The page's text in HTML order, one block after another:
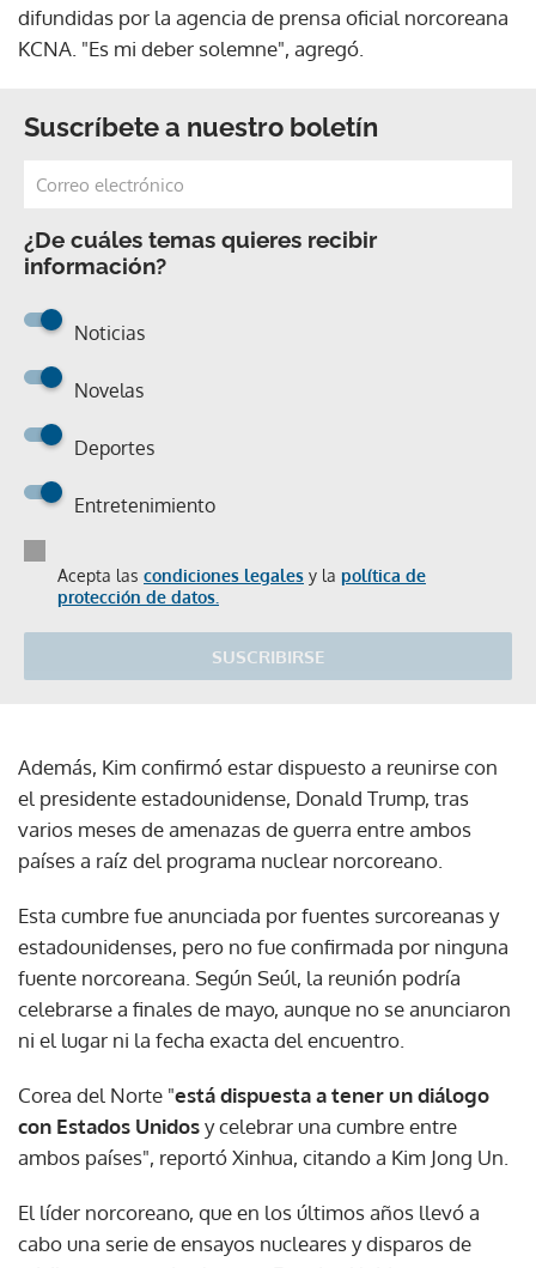
difundidas por la agencia de prensa oficial norcoreana
KCNA. "Es mi deber solemne", agregó.
Suscríbete a nuestro boletín
¿De cuáles temas quieres recibir
información?
Noticias
Novelas
Deportes
Entretenimiento
Acepta las condiciones legales y la política de
protección de datos.
SUSCRIBIRSE
Además, Kim confirmó estar dispuesto a reunirse con
el presidente estadounidense, Donald Trump, tras
varios meses de amenazas de guerra entre ambos
países a raíz del programa nuclear norcoreano.
Esta cumbre fue anunciada por fuentes surcoreanas y
estadounidenses, pero no fue confirmada por ninguna
fuente norcoreana. Según Seúl, la reunión podría
celebrarse a finales de mayo, aunque no se anunciaron
ni el lugar ni la fecha exacta del encuentro.
Corea del Norte "está dispuesta a tener un diálogo
con Estados Unidosy celebrar una cumbre entre
ambos países", reportó Xinhua, citando a Kim Jong Un.
El líder norcoreano, que en los últimos años llevó a
cabo una serie de ensayos nucleares y disparos de